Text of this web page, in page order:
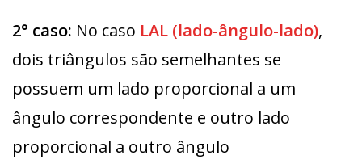
2° caso: No caso LAL (lado-ângulo-lado),
dois triângulos são semelhantes se
possuem um lado proporcional a um
ângulo correspondente e outro lado
proporcional a outro ângulo